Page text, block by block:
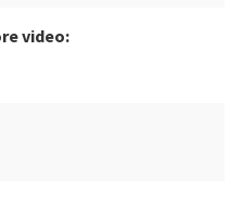
video: